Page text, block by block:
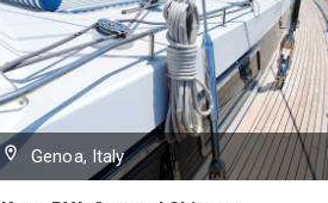
Genoa, Italy